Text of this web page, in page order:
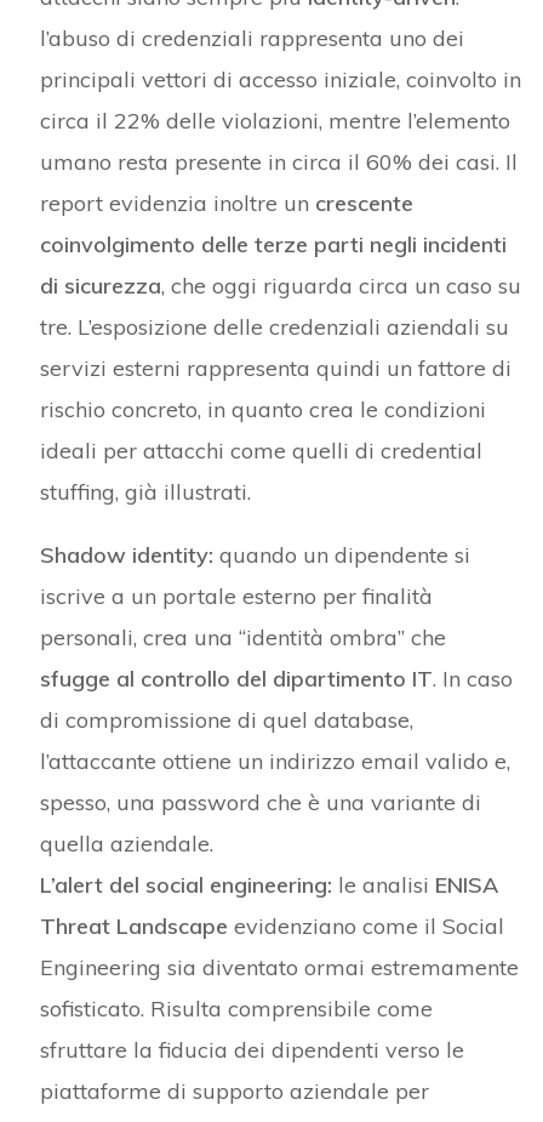
l’abuso di credenziali rappresenta uno dei
principali vettori di accesso iniziale, coinvolto in
circa il 22% delle violazioni, mentre l’elemento
umano resta presente in circa il 60% dei casi. Il
report evidenzia inoltre un crescente
coinvolgimento delle terze parti negli incidenti
di sicurezza, che oggi riguarda circa un caso su
tre. L’esposizione delle credenziali aziendali su
servizi esterni rappresenta quindi un fattore di
rischio concreto, in quanto crea le condizioni
ideali per attacchi come quelli di credential
stuffing, già illustrati.
Shadow identity: quando un dipendente si
iscrive a un portale esterno per finalità
personali, crea una “identità ombra” che
sfugge al controllo del dipartimento IT. In caso
di compromissione di quel database,
l’attaccante ottiene un indirizzo email valido e,
spesso, una password che è una variante di
quella aziendale.
L’alert del social engineering: le analisi ENISA
Threat Landscape evidenziano come il Social
Engineering sia diventato ormai estremamente
sofisticato. Risulta comprensibile come
sfruttare la fiducia dei dipendenti verso le
piattaforme di supporto aziendale per